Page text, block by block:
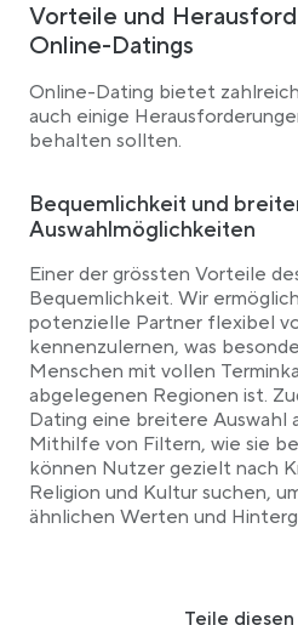
Vorteile und
Online-Datings
Online-Dating bietet
auch einige
behalten sollten.
Bequemlichkeit und
Auswahlmöglichkeiten
Einer der grössten Vorteile
Bequemlichkeit. Wir
potenzielle Partner flexibel
kennenzulernen, was
Menschen mit vollen
abgelegenen Regionen ist.
Dating eine breitere Auswahl
Mithilfe von Filtern, wie sie
können Nutzer gezielt nach
Religion und Kultur suchen,
ähnlichen Werten und
Teile